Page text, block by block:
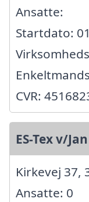
Ansatte:
Startdato:
CVR:
ES-Tex v/
Kirkevej 37,
Ansatte: 0